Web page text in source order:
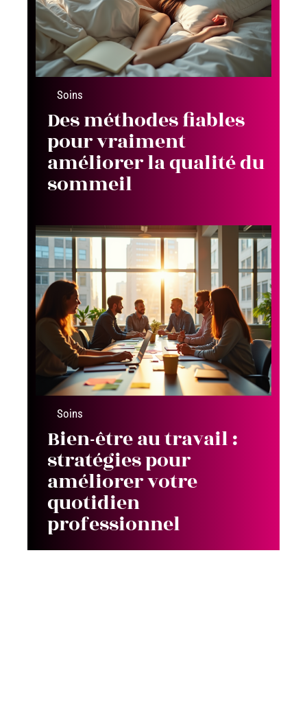
Soins
Des méthodes fiables
pour vraiment
améliorer la qualité du
sommeil
Soins
Bien-être au travail :
stratégies pour
améliorer votre
quotidien
professionnel